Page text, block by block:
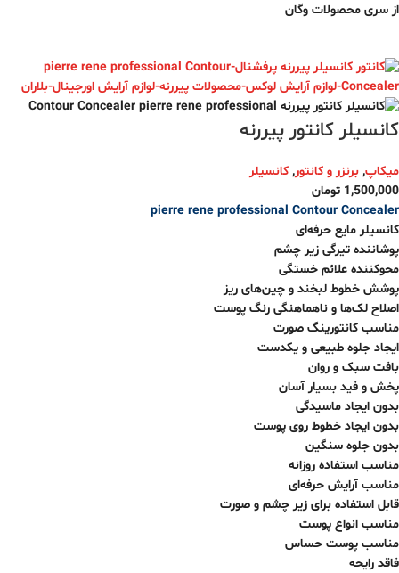
از سری محصولات وگان
کانسیلر کانتور پیررنه
میکاپ, برنزر و کانتور, کانسیلر
1,500,000 تومان
pierre rene professional Contour Concealer
کانسیلر مایع حرفه‌ای
پوشاننده تیرگی زیر چشم
محوکننده علائم خستگی
پوشش خطوط لبخند و چین‌های ریز
اصلاح لک‌ها و ناهماهنگی رنگ پوست
مناسب کانتورینگ صورت
ایجاد جلوه طبیعی و یکدست
بافت سبک و روان
پخش و فید بسیار آسان
بدون ایجاد ماسیدگی
بدون ایجاد خطوط روی پوست
بدون جلوه سنگین
مناسب استفاده روزانه
مناسب آرایش حرفه‌ای
قابل استفاده برای زیر چشم و صورت
مناسب انواع پوست
مناسب پوست حساس
فاقد رایحه